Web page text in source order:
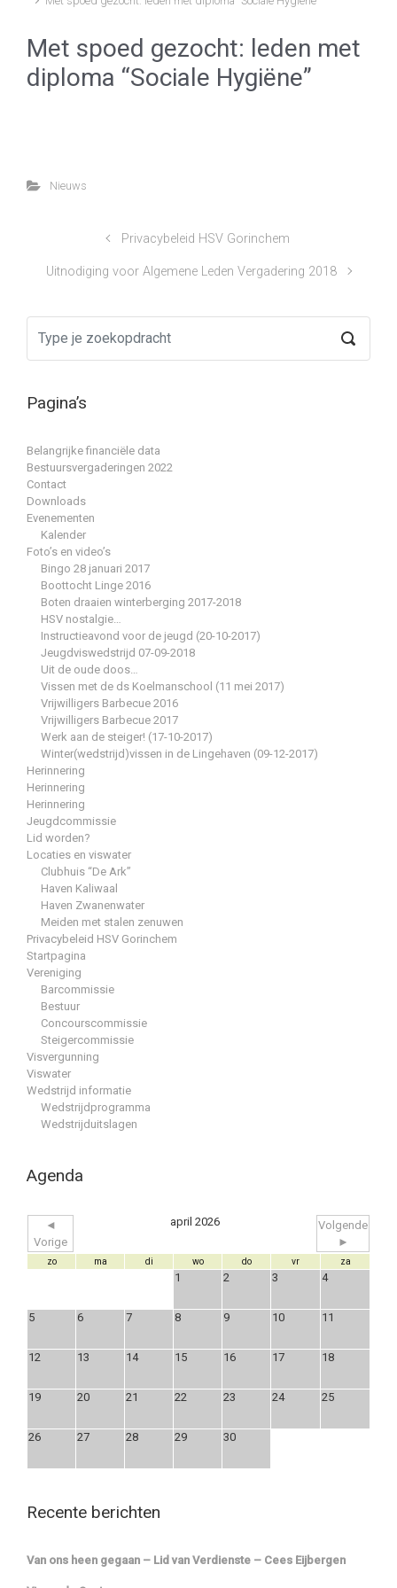
Met spoed gezocht: leden met
diploma “Sociale Hygiëne”
Nieuws
Privacybeleid HSV Gorinchem
Uitnodiging voor Algemene Leden Vergadering 2018
Pagina’s
Belangrijke financiële data
Bestuursvergaderingen 2022
Contact
Downloads
Evenementen
Kalender
Foto’s en video’s
Bingo 28 januari 2017
Boottocht Linge 2016
Boten draaien winterberging 2017-2018
HSV nostalgie…
Instructieavond voor de jeugd (20-10-2017)
Jeugdviswedstrijd 07-09-2018
Uit de oude doos…
Vissen met de ds Koelmanschool (11 mei 2017)
Vrijwilligers Barbecue 2016
Vrijwilligers Barbecue 2017
Werk aan de steiger! (17-10-2017)
Winter(wedstrijd)vissen in de Lingehaven (09-12-2017)
Herinnering
Herinnering
Herinnering
Jeugdcommissie
Lid worden?
Locaties en viswater
Clubhuis “De Ark”
Haven Kaliwaal
Haven Zwanenwater
Meiden met stalen zenuwen
Privacybeleid HSV Gorinchem
Startpagina
Vereniging
Barcommissie
Bestuur
Concourscommissie
Steigercommissie
Visvergunning
Viswater
Wedstrijd informatie
Wedstrijdprogramma
Wedstrijduitslagen
Agenda
◄
Vorige
april 2026
Volgende
►
zo ma di wo do vr za
1 2 3 4
5 6 7 8 9 10 11
12 13 14 15 16 17 18
19 20 21 22 23 24 25
26 27 28 29 30
Recente berichten
Van ons heen gegaan – Lid van Verdienste – Cees Eijbergen